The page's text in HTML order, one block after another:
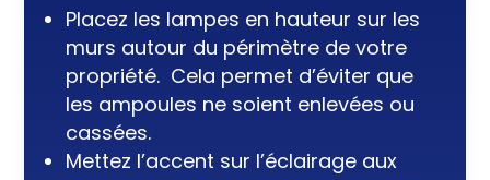
Placez les lampes en hauteur sur les
murs autour du périmètre de votre
propriété. Cela permet d’éviter que
les ampoules ne soient enlevées ou
cassées.
Mettez l’accent sur l’éclairage aux